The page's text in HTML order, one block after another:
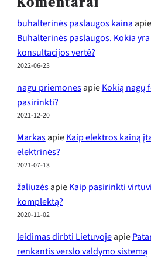
buhalterinės paslaugos kainaapie
Buhalterinės paslaugos. Kokia yra
konsultacijos vertė?
2022-06-23
nagu priemonesapieKokią nagų
pasirinkti?
2021-12-20
MarkasapieKaip elektros kainą
elektrinės?
2021-07-13
žaliuzėsapieKaip pasirinkti
komplektą?
2020-11-02
leidimas dirbti Lietuvojeapie
renkantis verslo valdymo sistemą